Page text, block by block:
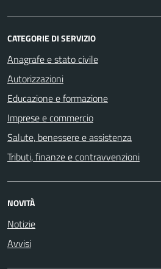
CATEGORIE DI SERVIZIO
Anagrafe e stato civile
Autorizzazioni
Educazione e formazione
Imprese e commercio
Salute, benessere e assistenza
Tributi, finanze e contravvenzioni
NOVITÀ
Notizie
Avvisi